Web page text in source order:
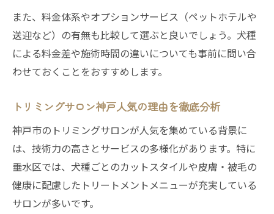
また、料金体系やオプションサービス（ペットホテルや
送迎など）の有無も比較して選ぶと良いでしょう。犬種
による料金差や施術時間の違いについても事前に問い合
わせておくことをおすすめします。
トリミングサロン神戸人気の理由を徹底分析
神戸市のトリミングサロンが人気を集めている背景に
は、技術力の高さとサービスの多様化があります。特に
垂水区では、犬種ごとのカットスタイルや皮膚・被毛の
健康に配慮したトリートメントメニューが充実している
サロンが多いです。